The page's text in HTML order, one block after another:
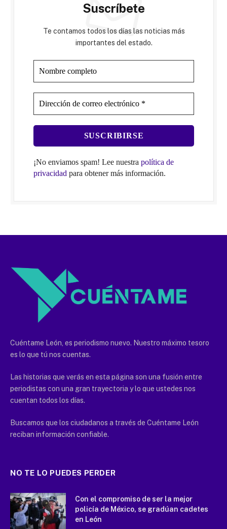
Suscríbete
Te contamos todos los días las noticias más
importantes del estado.
¡No enviamos spam! Lee nuestra política de
privacidad para obtener más información.
Cuéntame León, es periodismo nuevo. Nuestro máximo tesoro
es lo que tú nos cuentas.
Las historias que verás en esta página son una fusión entre
periodistas con una gran trayectoria y lo que ustedes nos
cuentan todos los días.
Buscamos que los ciudadanos a través de Cuéntame León
reciban información confiable.
NO TE LO PUEDES PERDER
Con el compromiso de ser la mejor
policía de México, se gradúan cadetes
en León